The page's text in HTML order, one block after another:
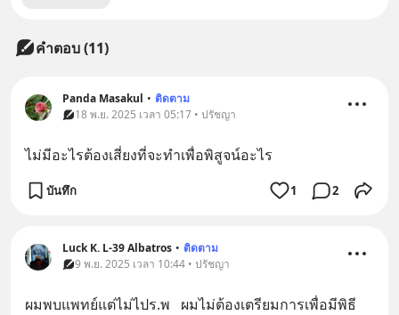
คำตอบ (11)
Panda Masakul • ติดตาม
18 พ.ย. 2025 เวลา 05:17 • ปรัชญา
ไม่มีอะไรต้องเสี่ยงที่จะทำเพื่อพิสูจน์อะไร
บันทึก 1 2
Luck K. L-39 Albatros • ติดตาม
9 พ.ย. 2025 เวลา 10:44 • ปรัชญา
ผมพบแพทย์แต่ไม่ไปร.พ   ผมไม่ต้องเตรียมการเพื่อมีพิธี